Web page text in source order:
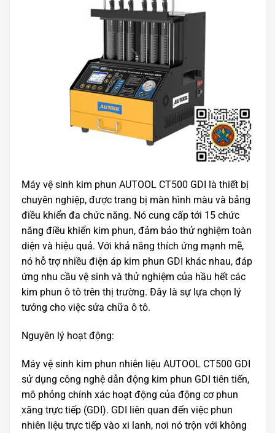
Máy vệ sinh kim phun AUTOOL CT500 GDI là thiết bị
chuyên nghiệp, được trang bị màn hình màu và bảng
điều khiển đa chức năng. Nó cung cấp tới 15 chức
năng điều khiển kim phun, đảm bảo thử nghiệm toàn
diện và hiệu quả. Với khả năng thích ứng mạnh mẽ,
nó hỗ trợ nhiều điện áp kim phun GDI khác nhau, đáp
ứng nhu cầu vệ sinh và thử nghiệm của hầu hết các
kim phun ô tô trên thị trường. Đây là sự lựa chọn lý
tưởng cho việc sửa chữa ô tô.
Nguyên lý hoạt động:
Máy vệ sinh kim phun nhiên liệu AUTOOL CT500 GDI
sử dụng công nghệ dẫn động kim phun GDI tiên tiến,
mô phỏng chính xác hoạt động của động cơ phun
xăng trực tiếp (GDI). GDI liên quan đến việc phun
nhiên liệu trực tiếp vào xi lanh, nơi nó trộn với không